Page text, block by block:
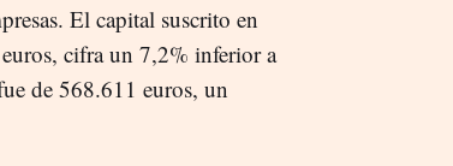
El capital suscrito en
cifra un 7,2% inferior a
de 568.611 euros, un